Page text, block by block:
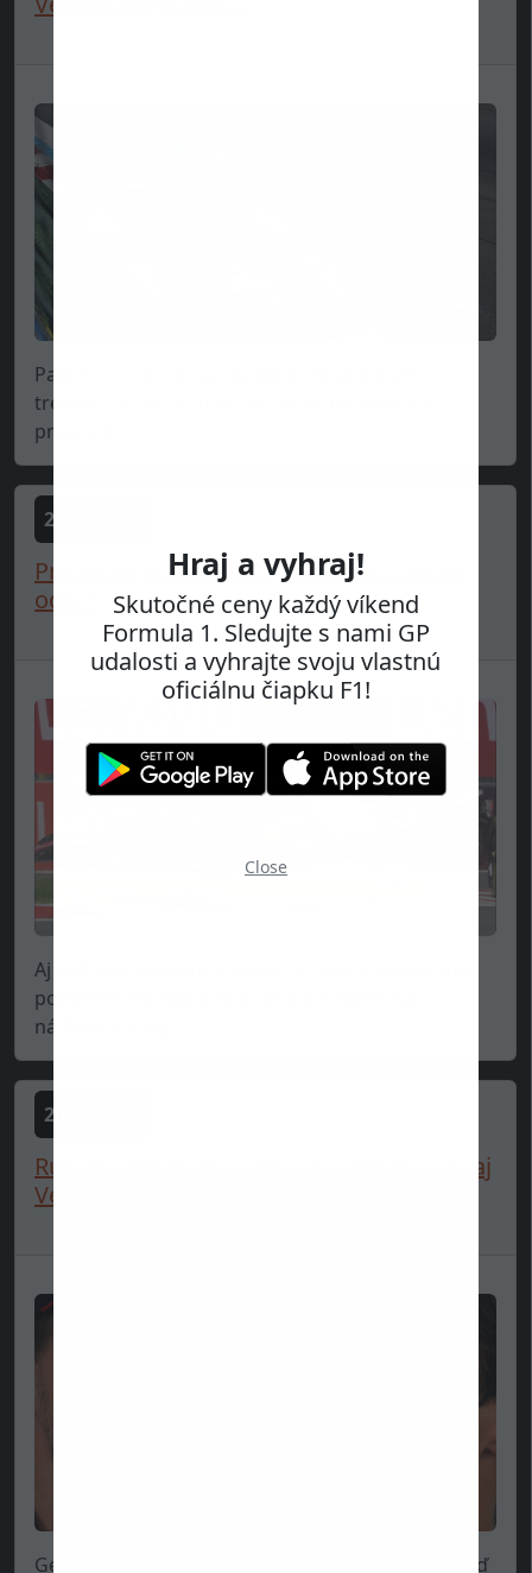
Hraj a vyhraj!
Skutočné ceny každý víkend
Formula 1. Sledujte s nami GP
udalosti a vyhrajte svoju vlastnú
oficiálnu čiapku F1!
Close
Papierová forma začala, ale kvôli smiešnému
tretímu sa to potom na ceste vážne prevrátilo -
presne t...
2025-06-13
Problémy pre Ferrari - Leclerc by mohol
odísť?
Aj keď predsezónne momenty Lewisa Hamiltona
ponorené do cukrovej polevy predpovedali
nádherné roky,...
2025-06-11
Russell: “Po Hamiltonovi by som porazil aj
Verstappena, keby...
George Russell leno dôverou a odhodlaním. Aj keď